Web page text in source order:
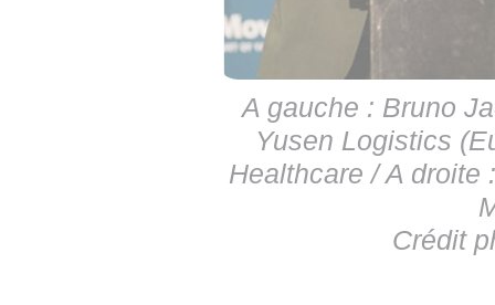
A gauche : Bruno
Yusen Logistics
Healthcare / A
Crédit